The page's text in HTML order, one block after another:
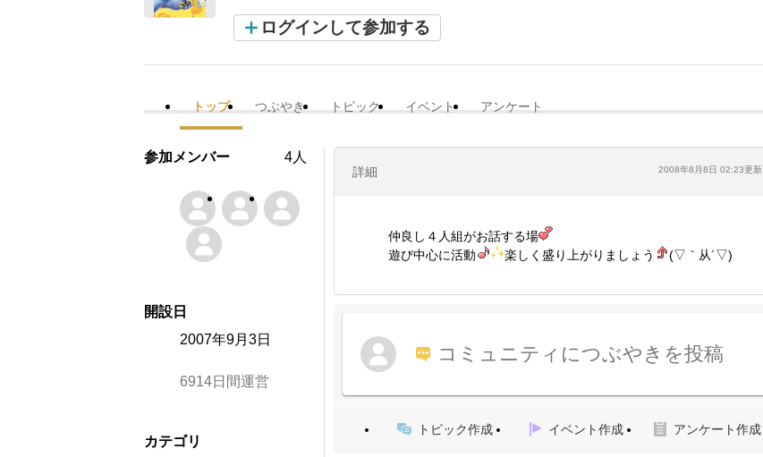
ログインして参加する
トップ つぶやき トピック イベント アンケート
詳細 2008年8月8日 02:23更新
仲良し４人組がお話する場
遊び中心に活動
楽しく盛り上がりましょう (▽｀从´▽)
コミュニティにつぶやきを投稿
トピック作成 イベント作成 アンケート作成
参加メンバー 4人
開設日
2007年9月3日
6914日間運営
カテゴリ